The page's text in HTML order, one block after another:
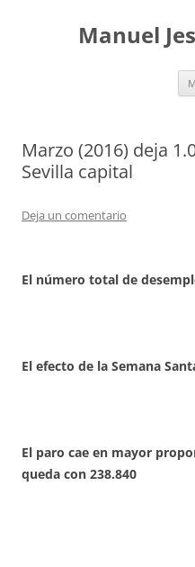
contenidoManuel
Marzo (2016) deja
Sevilla capital
Deja un comentario
El número total de
El efecto de la Semana
El paro cae en mayor
queda con 238.840